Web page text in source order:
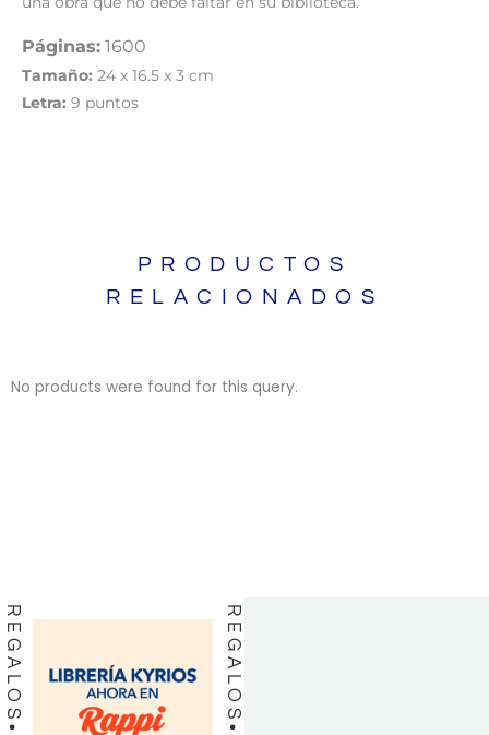
Páginas: 1600
Tamaño: 24 x 16.5 x 3 cm
Letra: 9 puntos
PRODUCTOS
RELACIONADOS
No products were found for this query.
REGALOS
REGALOS